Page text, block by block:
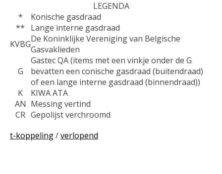
LEGENDA
*
Konische gasdraad
**
Lange interne gasdraad
KVBGDe Koninklijke Vereniging van Belgische
Gasvaklieden
G
Gastec QA (items met een vinkje onder de G
bevatten een conische gasdraad (buitendraad)
of een lange interne gasdraad (binnendraad))
K
KIWA ATA
AN Messing vertind
CR Gepolijst verchroomd
t-koppeling/verlopend